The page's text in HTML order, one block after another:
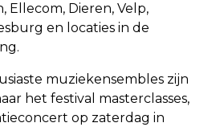
Ellecom, Dieren, Velp,
en locaties in de
muziekensembles zijn
het festival masterclasses,
op zaterdag in